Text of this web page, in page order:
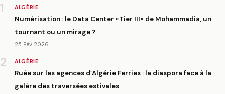
1 ALGÉRIE
Numérisation : le Data Center «Tier III» de Mohammadia, un
tournant ou un mirage ?
25 Fév 2026
2 ALGÉRIE
Ruée sur les agences d’Algérie Ferries : la diaspora face à la
galère des traversées estivales